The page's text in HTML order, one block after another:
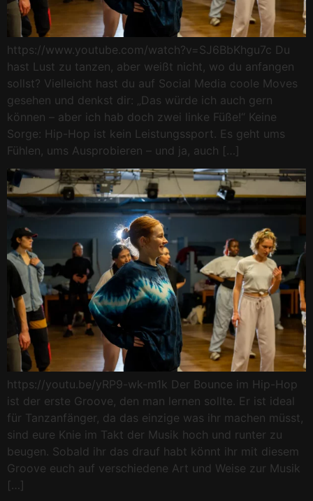
https://www.youtube.com/watch?v=SJ6BbKhgu7c Du
hast Lust zu tanzen, aber weißt nicht, wo du anfangen
sollst? Vielleicht hast du auf Social Media coole Moves
gesehen und denkst dir: „Das würde ich auch gern
können – aber ich hab doch zwei linke Füße!“ Keine
Sorge: Hip-Hop ist kein Leistungssport. Es geht ums
Fühlen, ums Ausprobieren – und ja, auch […]
https://youtu.be/yRP9-wk-m1k Der Bounce im Hip-Hop
ist der erste Groove, den man lernen sollte. Er ist ideal
für Tanzanfänger, da das einzige was ihr machen müsst,
sind eure Knie im Takt der Musik hoch und runter zu
beugen. Sobald ihr das drauf habt könnt ihr mit diesem
Groove euch auf verschiedene Art und Weise zur Musik
[…]